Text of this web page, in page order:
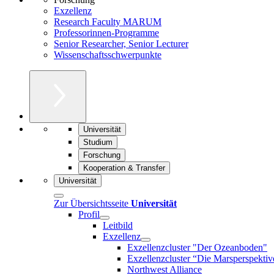
Exzellenz
Research Faculty MARUM
Professorinnen-Programme
Senior Researcher, Senior Lecturer
Wissenschaftsschwerpunkte
Universität
Studium
Forschung
Kooperation & Transfer
Universität
Zur Übersichtsseite Universität
Profil
Leitbild
Exzellenz
Exzellenzcluster "Der Ozeanboden"
Exzellenzcluster “Die
Northwest Alliance